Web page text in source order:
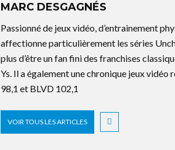
MARC DESGAGNÉS
Passionné de jeux vidéo, d’entrainement
affectionne particulièrement les séries
plus d’être un fan fini des franchises
Ys. Il a également une chronique jeux
98,1 et BLVD 102,1
VOIR TOUS LES ARTICLES